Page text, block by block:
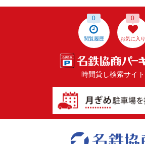
閲覧履歴
0
お気に入り
0
時間貸し検索サイト